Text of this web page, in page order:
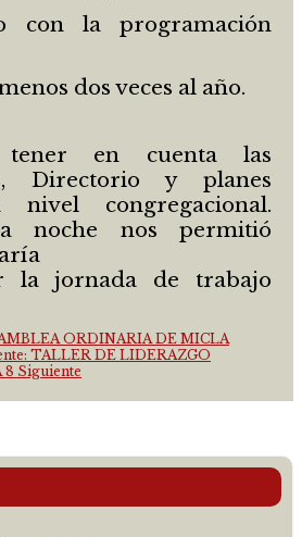
con la programación
dos veces al año.
tener en cuenta las
Directorio y planes
nivel congregacional.
noche nos permitió
la jornada de trabajo
ORDINARIA DE MICLA
TALLER DE LIDERAZGO
8 Siguiente